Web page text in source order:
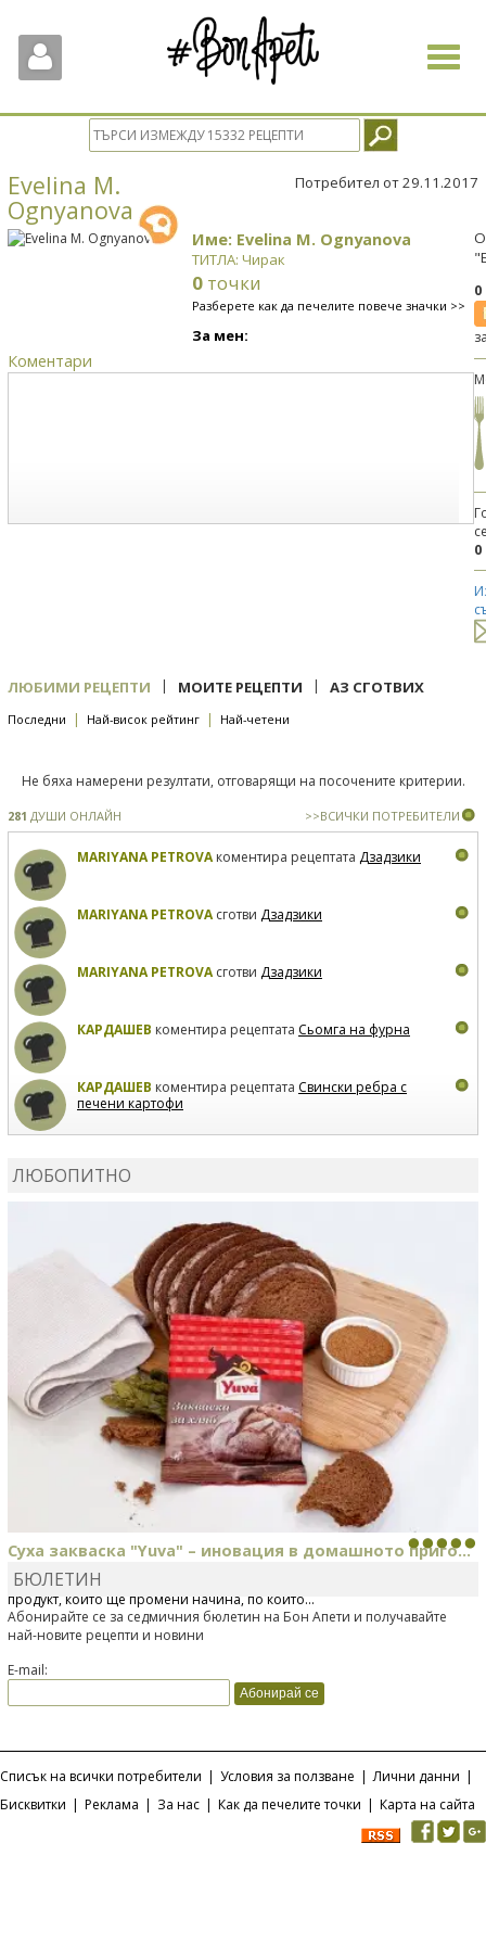
Toggle
Evelina M.
Ognyanova
Потребител от 29.11.2017
Име: Evelina M. Ognyanova
ТИТЛА: Чирак
0 точки
Разберете как да печелите повече значки >>
За мен:
Коментари
0
ЛЮБИМИ РЕЦЕПТИ | МОИТЕ РЕЦЕПТИ | АЗ СГОТВИХ
Последни | Най-висок рейтинг | Най-четени
Не бяха намерени резултати, отговарящи на посочените критерии.
281 ДУШИ ОНЛАЙН >>ВСИЧКИ ПОТРЕБИТЕЛИ
MARIYANA PETROVAкоментира рецептата Дзадзики
MARIYANA PETROVAсготви Дзадзики
MARIYANA PETROVAсготви Дзадзики
КАРДАШЕВ коментира рецептата Сьомга на фурна
КАРДАШЕВ коментира рецептата Свински ребра с
печени картофи
ЛЮБОПИТНО
Суха закваска "Yuva" – иновация в домашното приго...
Отскоро Лесафр България стартира предлагането на изцяло нов
продукт, който ще промени начина, по който...
БЮЛЕТИН
Абонирайте се за седмичния бюлетин на Бон Апети и получавайте
най-новите рецепти и новини
E-mail:
Списък на всички потребители | Условия за ползване | Лични данни |
Бисквитки | Реклама | За нас | Как да печелите точки | Карта на сайта